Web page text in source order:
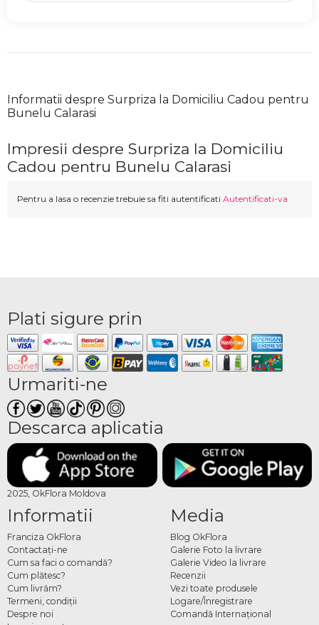
Informatii despre Surpriza la Domiciliu Cadou pentru
Bunelu Calarasi
Impresii despre Surpriza la Domiciliu
Cadou pentru Bunelu Calarasi
Pentru a lasa o recenzie trebuie sa fiti autentificati Autentificati-va
Plati sigure prin
Urmariti-ne
Descarca aplicatia
2025, OkFlora Moldova
Informatii
Franciza OkFlora
Contactaţi-ne
Cum sa faci o comandă?
Cum plătesc?
Cum livrăm?
Termeni, condiţii
Despre noi
Media
Blog OkFlora
Galerie Foto la livrare
Galerie Video la livrare
Recenzii
Vezi toate produsele
Logare/Înregistrare
Comandă Internațional